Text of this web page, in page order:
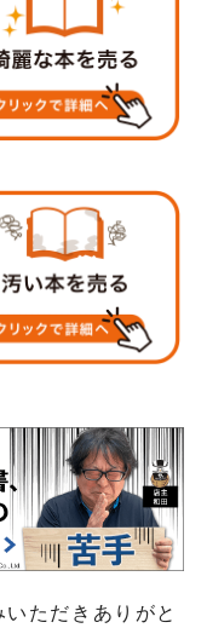
ただきありがと